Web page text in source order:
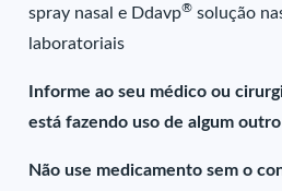
spray nasal e Ddavp® solução
laboratoriais
Informe ao seu médico ou
está fazendo uso de algum
Não use medicamento sem o